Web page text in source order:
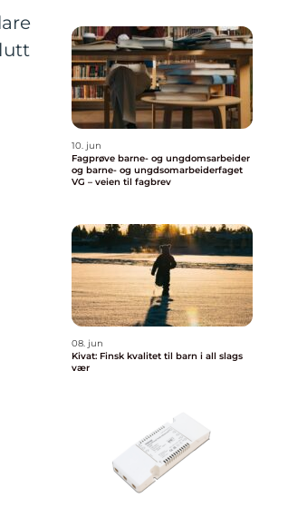
10. jun
Fagprøve barne- og ungdomsarbeider
og barne- og ungdsomarbeiderfaget
VG – veien til fagbrev
08. jun
Kivat: Finsk kvalitet til barn i all slags
vær